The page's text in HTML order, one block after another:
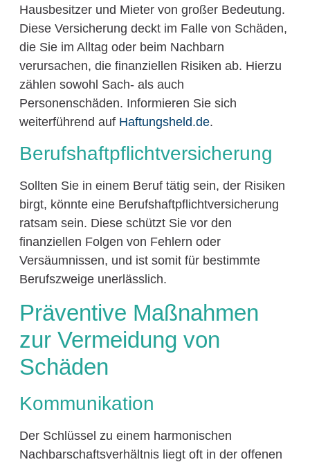
Hausbesitzer und Mieter von großer Bedeutung.
Diese Versicherung deckt im Falle von Schäden,
die Sie im Alltag oder beim Nachbarn
verursachen, die finanziellen Risiken ab. Hierzu
zählen sowohl Sach- als auch
Personenschäden. Informieren Sie sich
weiterführend auf Haftungsheld.de.
Berufshaftpflichtversicherung
Sollten Sie in einem Beruf tätig sein, der Risiken
birgt, könnte eine Berufshaftpflichtversicherung
ratsam sein. Diese schützt Sie vor den
finanziellen Folgen von Fehlern oder
Versäumnissen, und ist somit für bestimmte
Berufszweige unerlässlich.
Präventive Maßnahmen
zur Vermeidung von
Schäden
Kommunikation
Der Schlüssel zu einem harmonischen
Nachbarschaftsverhältnis liegt oft in der offenen